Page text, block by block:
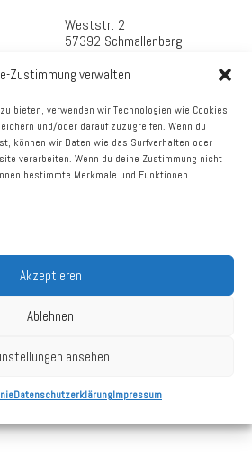
Zustimmung verwalten
bieten, verwenden wir Technologien wie Cookies,
und/oder darauf zuzugreifen. Wenn du
können wir Daten wie das Surfverhalten oder
verarbeiten. Wenn du deine Zustimmung nicht
bestimmte Merkmale und Funktionen
Akzeptieren
Ablehnen
ansehen
DatenschutzerklärungImpressum
Weststr. 2
57392 Schmallenberg
6.693 m²
90%
LIDL
Apollo Optik
Takko
24.09.2018
6.149 m²
ca. 130
1989